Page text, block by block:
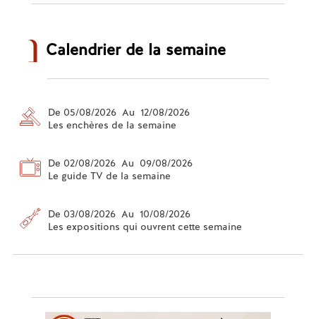
Calendrier de la semaine
De 05/08/2026 Au 12/08/2026
Les enchères de la semaine
De 02/08/2026 Au 09/08/2026
Le guide TV de la semaine
De 03/08/2026 Au 10/08/2026
Les expositions qui ouvrent cette semaine